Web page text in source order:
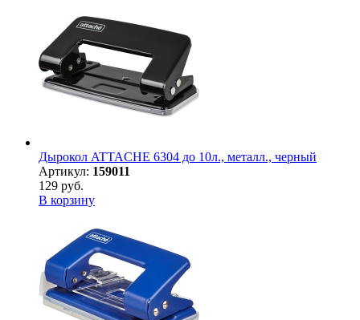
Дырокол ATTACHE 6304 до 10л., металл., черный
Артикул: 159011
129 руб.
В корзину